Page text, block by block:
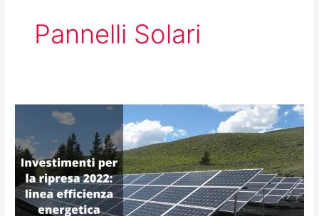
Pannelli Solari
Investimenti
la
ripresa
2022:
linea